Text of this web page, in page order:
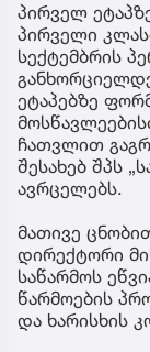
პირველ
პირველი
სექტემბრის
ეტაპებზე
ჩათვლით
შესახებ შპს
ავრცელებს.
მათივე
დირექტორი
საწარმოს
წარმოების
და ხარისხის